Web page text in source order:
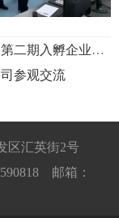
评审答辩会顺利举行
参观交流
区汇英街2号
邮箱：